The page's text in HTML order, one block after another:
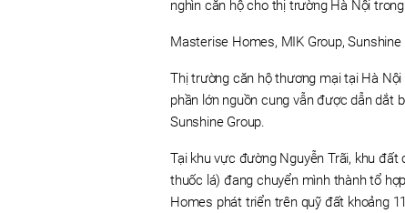
nghìn căn hộ cho thị trường Hà Nội
Masterise Homes, MIK Group,
Thị trường căn hộ thương mại tại Hà
phần lớn nguồn cung vẫn được dẫn dắt
Sunshine Group.
Tại khu vực đường Nguyễn Trãi, khu đất
thuốc lá) đang chuyển mình thành tổ
Homes phát triển trên quỹ đất khoảng